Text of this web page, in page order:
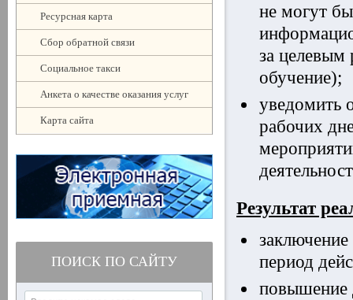
Ресурсная карта
Сбор обратной связи
Социальное такси
Анкета о качестве оказания услуг
Карта сайта
ПОИСК ПО САЙТУ
не могут
за целевым
обучение);
уведомить
рабочих
Результат
период
повышение